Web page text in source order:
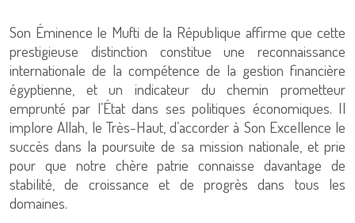
Son Éminence le Mufti de la République affirme que cette
prestigieuse distinction constitue une reconnaissance
internationale de la compétence de la gestion financière
égyptienne, et un indicateur du chemin prometteur
emprunté par l’État dans ses politiques économiques. Il
implore Allah, le Très-Haut, d’accorder à Son Excellence le
succès dans la poursuite de sa mission nationale, et prie
pour que notre chère patrie connaisse davantage de
stabilité, de croissance et de progrès dans tous les
domaines.